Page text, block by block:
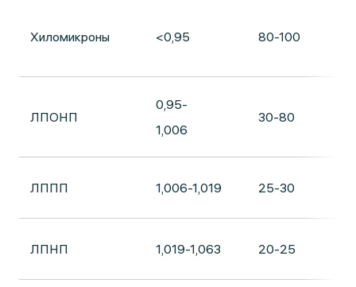
Хиломикроны <0,95 80-100
ЛПОНП
0,95-
1,006
30-80
ЛППП 1,006-1,019 25-30
ЛПНП 1,019-1,063 20-25